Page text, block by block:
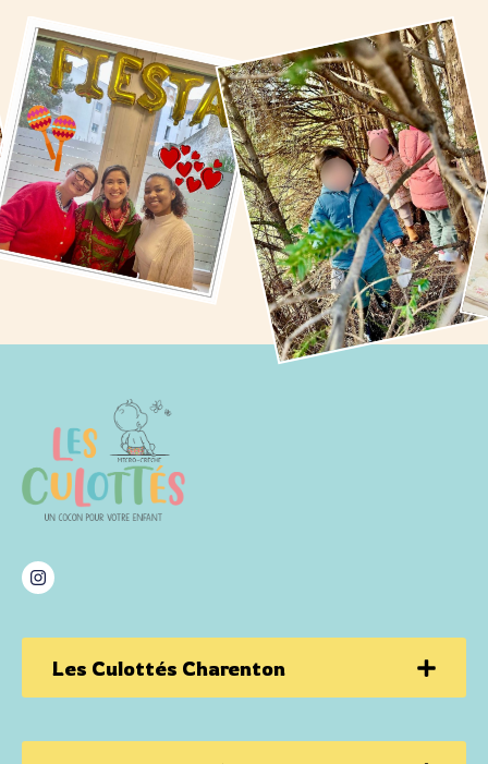
Les Culottés Charenton